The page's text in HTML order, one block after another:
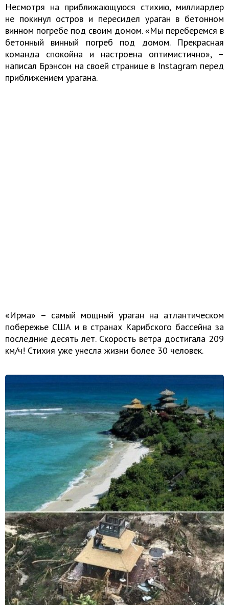
Несмотря на приближающуюся стихию, миллиардер
не покинул остров и пересидел ураган в бетонном
винном погребе под своим домом. «Мы переберемся в
бетонный винный погреб под домом. Прекрасная
команда спокойна и настроена оптимистично», –
написал Брэнсон на своей странице в Instagram перед
приближением урагана.
«Ирма» – самый мощный ураган на атлантическом
побережье США и в странах Карибского бассейна за
последние десять лет. Скорость ветра достигала 209
км/ч! Стихия уже унесла жизни более 30 человек.